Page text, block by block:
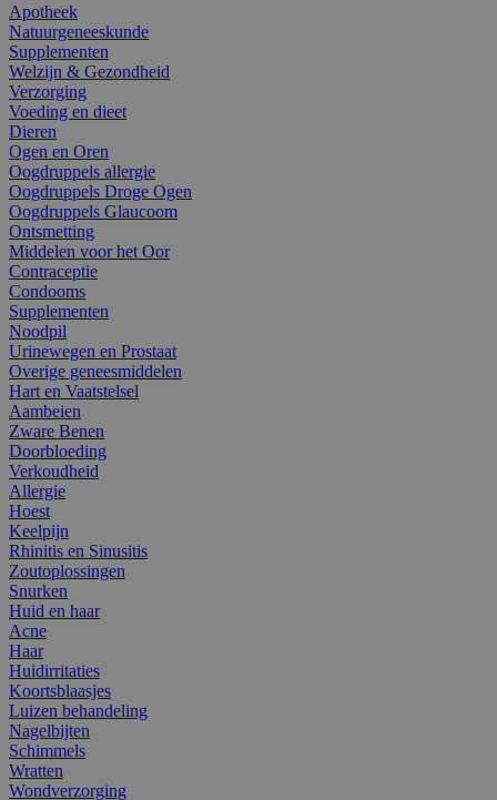
Apotheek
Natuurgeneeskunde
Supplementen
Welzijn & Gezondheid
Verzorging
Voeding en dieet
Dieren
Ogen en Oren
Oogdruppels allergie
Oogdruppels Droge Ogen
Oogdruppels Glaucoom
Ontsmetting
Middelen voor het Oor
Contraceptie
Condooms
Supplementen
Noodpil
Urinewegen en Prostaat
Overige geneesmiddelen
Hart en Vaatstelsel
Aambeien
Zware Benen
Doorbloeding
Verkoudheid
Allergie
Hoest
Keelpijn
Rhinitis en Sinusitis
Zoutoplossingen
Snurken
Huid en haar
Acne
Haar
Huidirritaties
Koortsblaasjes
Luizen behandeling
Nagelbijten
Schimmels
Wratten
Wondverzorging